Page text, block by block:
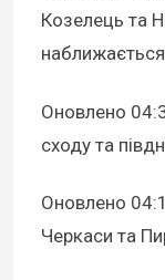
Козелець та
Оновлено
сходу та
Оновлено
Черкаси та